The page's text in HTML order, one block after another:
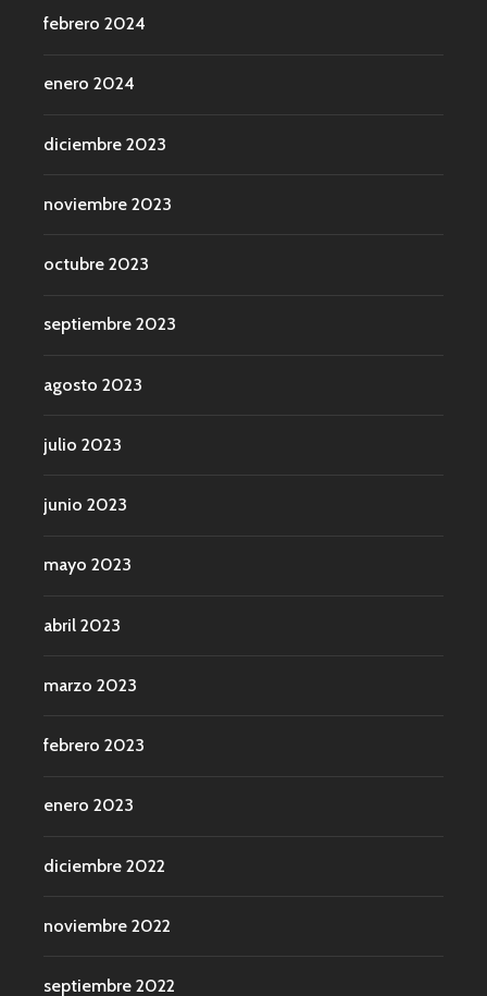
febrero 2024
enero 2024
diciembre 2023
noviembre 2023
octubre 2023
septiembre 2023
agosto 2023
julio 2023
junio 2023
mayo 2023
abril 2023
marzo 2023
febrero 2023
enero 2023
diciembre 2022
noviembre 2022
septiembre 2022